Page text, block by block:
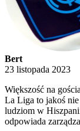
Bert
23 listopada 2023
Większość na
La Liga to jakoś
ludziom w
odpowiada